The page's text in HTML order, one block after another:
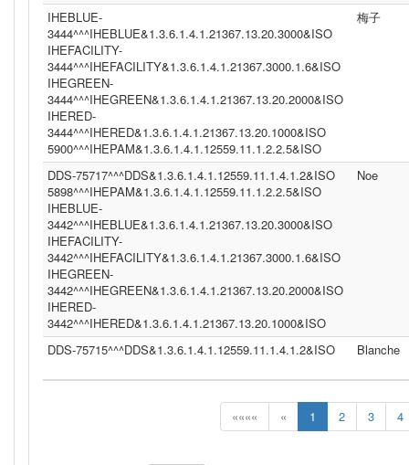
«««« « 1 2 3 4
IHEBLUE-
3444^^^IHEBLUE&1.3.6.1.4.1.21367.13.20.3000&ISO
IHEFACILITY-
3444^^^IHEFACILITY&1.3.6.1.4.1.21367.3000.1.6&ISO
IHEGREEN-
3444^^^IHEGREEN&1.3.6.1.4.1.21367.13.20.2000&ISO
IHERED-
3444^^^IHERED&1.3.6.1.4.1.21367.13.20.1000&ISO
5900^^^IHEPAM&1.3.6.1.4.1.12559.11.1.2.2.5&ISO
梅子
DDS-75717^^^DDS&1.3.6.1.4.1.12559.11.1.4.1.2&ISO
5898^^^IHEPAM&1.3.6.1.4.1.12559.11.1.2.2.5&ISO
IHEBLUE-
3442^^^IHEBLUE&1.3.6.1.4.1.21367.13.20.3000&ISO
IHEFACILITY-
3442^^^IHEFACILITY&1.3.6.1.4.1.21367.3000.1.6&ISO
IHEGREEN-
3442^^^IHEGREEN&1.3.6.1.4.1.21367.13.20.2000&ISO
IHERED-
3442^^^IHERED&1.3.6.1.4.1.21367.13.20.1000&ISO
Noe
DDS-75715^^^DDS&1.3.6.1.4.1.12559.11.1.4.1.2&ISO Blanche